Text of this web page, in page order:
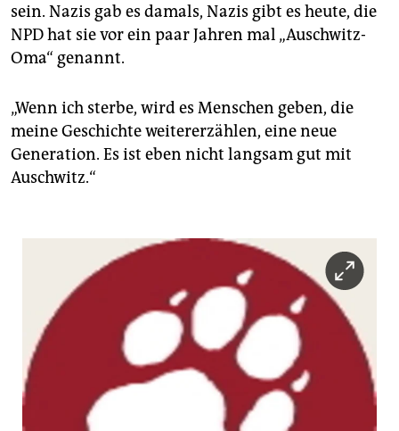
sein. Nazis gab es damals, Nazis gibt es heute, die
NPD hat sie vor ein paar Jahren mal „Auschwitz-
Oma“ genannt.
„Wenn ich sterbe, wird es Menschen geben, die
meine Geschichte weitererzählen, eine neue
Generation. Es ist eben nicht langsam gut mit
Auschwitz.“